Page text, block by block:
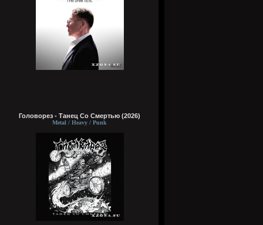
Головорез - Tанец Со Смертью (2026)
Metal / Heavy / Punk